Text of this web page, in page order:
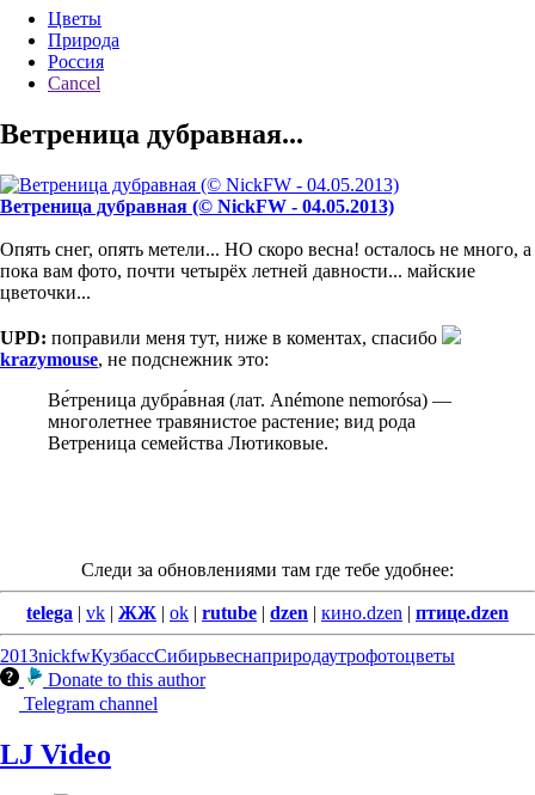
Цветы
Природа
Россия
Cancel
Ветреница дубравная...
Ветреница дубравная (© NickFW - 04.05.2013)
Опять снег, опять метели... НО скоро весна! осталось не много, а
пока вам фото, почти четырёх летней давности... майские
цветочки...
UPD: поправили меня тут, ниже в коментах, спасибо
krazymouse, не подснежник это:
Ве́треница дубра́вная (лат. Anémone nemorósa) —
многолетнее травянистое растение; вид рода
Ветреница семейства Лютиковые.
Следи за обновлениями там где тебе удобнее:
telega | vk | ЖЖ | ok | rutube | dzen | кино.dzen | птице.dzen
2013nickfwКузбассСибирьвеснаприродаутрофотоцветы
Donate to this author
Telegram channel
LJ Video